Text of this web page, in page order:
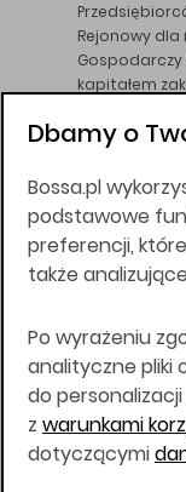
Rejonowy dla
Gospodarczy
kapitałem
DM BOŚ
Wszelkie
informacje o
kierowane
Japonii, ani
taki materiał
których
jest możliwe
w danej
nabycie
Dbamy o
Bossa.pl
podstawowe
preferencji,
także
Po wyrażeniu
analityczne pliki
do
z warunkami
dotyczącymi